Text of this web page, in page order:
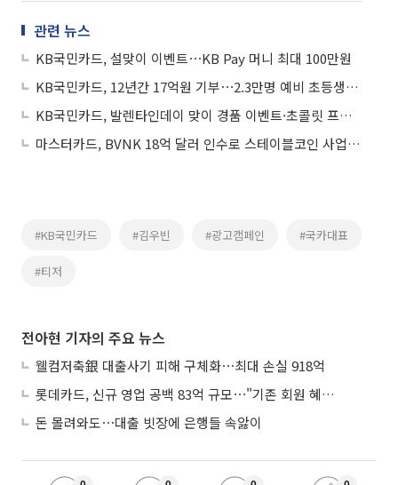
관련 뉴스
KB국민카드, 설맞이 이벤트⋯KB Pay 머니 최대 100만원
KB국민카드, 12년간 17억원 기부⋯2.3만명 예비 초등생에 책가방 선물
KB국민카드, 발렌타인데이 맞이 경품 이벤트·초콜릿 프로모션 실시
마스터카드, BVNK 18억 달러 인수로 스테이블코인 사업 본격 확장
#KB국민카드 #김우빈 #광고캠페인 #국카대표
#티저
전아현 기자의 주요 뉴스
웰컴저축銀 대출사기 피해 구체화⋯최대 손실 918억
롯데카드, 신규 영업 공백 83억 규모⋯"기존 회원 혜택으로 방어"
돈 몰려와도⋯대출 빗장에 은행들 속앓이